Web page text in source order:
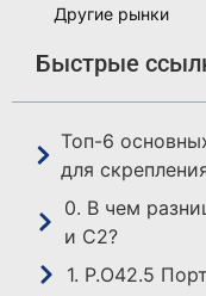
Другие рынки
Быстрые
Топ-6
для
0. В чем
и C2?
1. P.O42.5